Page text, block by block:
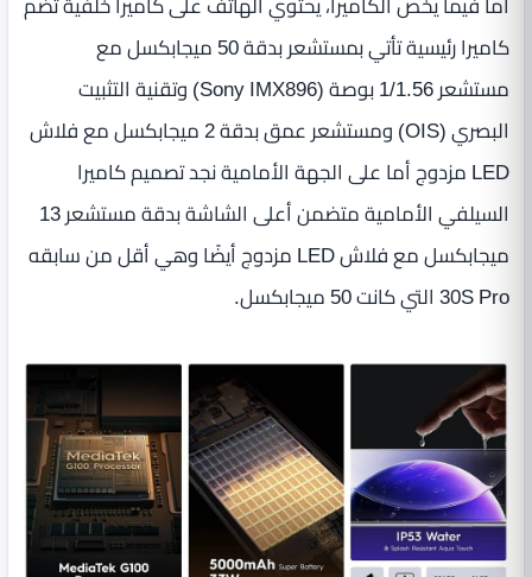
كاميرا رئيسية تأتي بمستشعر بدقة 50 ميجابكسل مع
مستشعر 1/1.56 بوصة (Sony IMX896) وتقنية التثبيت
البصري (OIS) ومستشعر عمق بدقة 2 ميجابكسل مع فلاش
LED مزدوج أما على الجهة الأمامية نجد تصميم كاميرا
السيلفي الأمامية متضمن أعلى الشاشة بدقة مستشعر 13
ميجابكسل مع فلاش LED مزدوج أيضًا وهي أقل من سابقه
30S Pro التي كانت 50 ميجابكسل.